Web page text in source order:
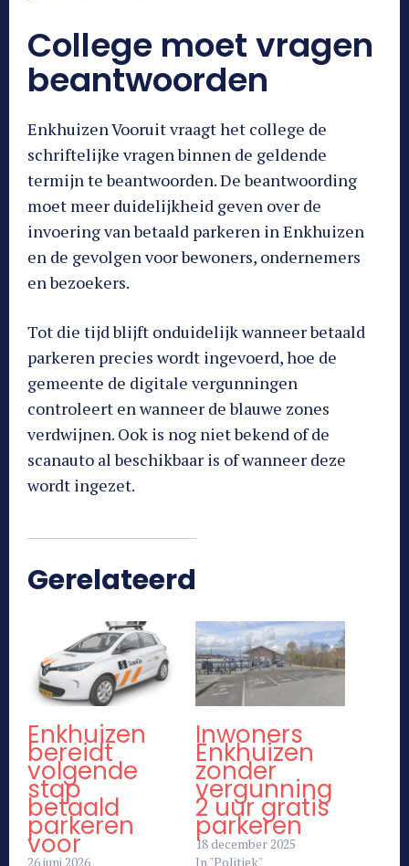
College moet vragen
beantwoorden
Enkhuizen Vooruit vraagt het college de
schriftelijke vragen binnen de geldende
termijn te beantwoorden. De beantwoording
moet meer duidelijkheid geven over de
invoering van betaald parkeren in Enkhuizen
en de gevolgen voor bewoners, ondernemers
en bezoekers.
Tot die tijd blijft onduidelijk wanneer betaald
parkeren precies wordt ingevoerd, hoe de
gemeente de digitale vergunningen
controleert en wanneer de blauwe zones
verdwijnen. Ook is nog niet bekend of de
scanauto al beschikbaar is of wanneer deze
wordt ingezet.
Gerelateerd
Enkhuizen
bereidt
volgende
stap
betaald
parkeren
voor
26 juni 2026
Inwoners
Enkhuizen
zonder
vergunning
2 uur gratis
parkeren
18 december 2025
In "Politiek"